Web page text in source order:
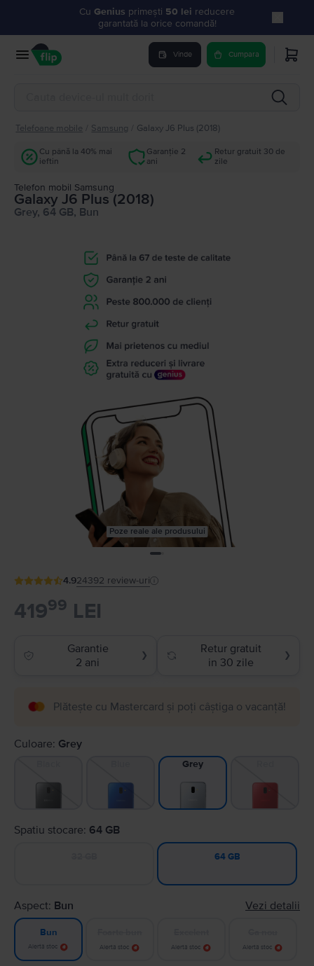
Cu Genius primești 50 lei reducere
garantată la orice comandă!
Vinde Cumpara
Telefoane mobile Samsung Galaxy J6 Plus (2018)
Cu până la 40% mai
ieftin
Garanție 2
ani
Retur gratuit 30 de
zile
Telefon mobil Samsung
Galaxy J6 Plus (2018)
Grey, 64 GB, Bun
Poze reale ale produsului
4.924392 review-uri
41999 LEI
Garantie
2 ani
❯
Retur gratuit
in 30 zile
❯
Plătește cu Mastercard și poți câștiga o vacanță!
Culoare: Grey
Grey
Spatiu stocare: 64 GB
64 GB
Aspect: Bun Vezi detalii
Bun
Alertă stoc Alertă stoc Alertă stoc Alertă stoc